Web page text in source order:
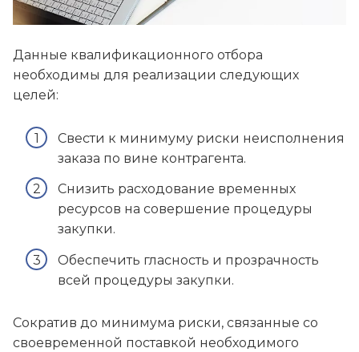
Данные квалификационного отбора
необходимы для реализации следующих
целей:
Свести к минимуму риски неисполнения
заказа по вине контрагента.
Снизить расходование временных
ресурсов на совершение процедуры
закупки.
Обеспечить гласность и прозрачность
всей процедуры закупки.
Сократив до минимума риски, связанные со
своевременной поставкой необходимого